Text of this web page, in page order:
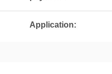
Application: